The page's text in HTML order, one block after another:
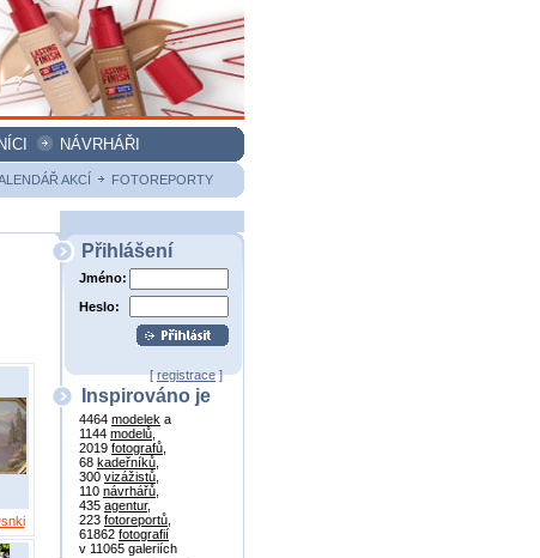
NÁVRHÁŘI
AKCÍ FOTOREPORTY
Přihlášení
Jméno:
Heslo:
[registrace]
Inspirováno je
4464 modelek a
1144 modelů
2019 fotografů
68 kadeřníků
300 vizážistů
110 návrhářů
435 agentur,
223 fotoreportů
61862 fotografií
v 11065 galeriích